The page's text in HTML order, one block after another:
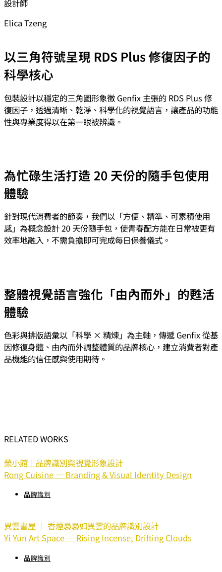
設計師
Elica Tzeng
以三角符號呈現 RDS Plus 修復因子的
科學核心
包裝設計以穩定的三角圖形象徵 Genfix 主張的 RDS Plus 修
復因子，透過清晰、乾淨、科學化的視覺語言，讓產品的功能
性與專業度得以在第一眼被辨識。
為忙碌生活打造 20 天份的隨手包使用
體驗
針對現代消費者的節奏，我們以「方便、精準、可累積使用
感」為概念設計 20 天份隨手包，使青春配方能在日常被更有
效率地融入，不需負擔即可完成每日保養儀式。
整體視覺語言強化「由內而外」的甦活
體驗
色彩與排版語彙以「科學 × 精煉」為主軸，傳遞 Genfix 從基
因修復身體、由內而外調整體質的品牌核心，建立消費者對產
品機能的信任感與使用期待。
RELATED WORKS
榮小館｜品牌識別與視覺形象設計
Rong Cuisine — Branding & Visual Identity Design
品牌識別
異雲書屋 ｜ 香煙裊裊如異雲的品牌識別設計
Yi Yun Art Space — Rising Incense, Drifting Clouds
品牌識別